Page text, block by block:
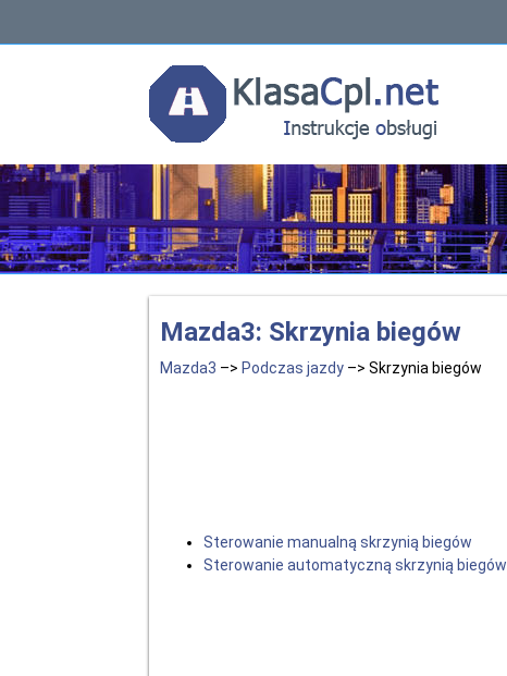
Mazda3: Skrzynia biegów
Mazda3 –> Podczas jazdy –> Skrzynia biegów
Sterowanie manualną skrzynią biegów
Sterowanie automatyczną skrzynią biegów